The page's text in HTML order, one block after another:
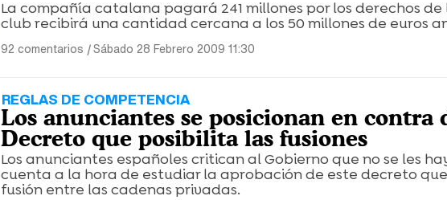
La compañía catalana pagará 241 millones por los derechos de
club recibirá una cantidad cercana a los 50 millones de euros
92 comentarios |Sábado 28 Febrero 2009 11:30
REGLAS DE COMPETENCIA
Los anunciantes se posicionan en contra
Decreto que posibilita las fusiones
Los anunciantes españoles critican al Gobierno que no se les
cuenta a la hora de estudiar la aprobación de este decreto
fusión entre las cadenas privadas.